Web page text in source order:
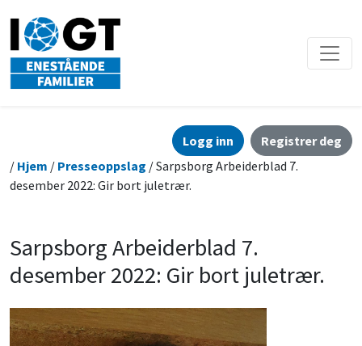
Logg inn
Registrer deg
/ Hjem / Presseoppslag / Sarpsborg Arbeiderblad 7.
desember 2022: Gir bort juletrær.
Sarpsborg Arbeiderblad 7.
desember 2022: Gir bort juletrær.